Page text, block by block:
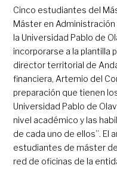
Cinco estudiantes del
Máster en Administración
la Universidad Pablo de
incorporarse a la plantilla
director territorial de
financiera, Artemio del
preparación que tienen
Universidad Pablo de
nivel académico y las
de cada uno de ellos”. El
estudiantes de máster de
red de oficinas de la